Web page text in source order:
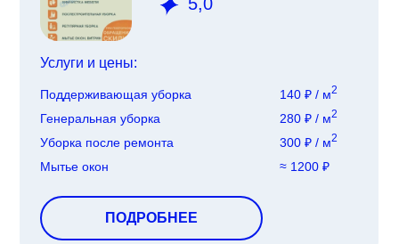
Поддерживающая уборка
Генеральная уборка
Уборка после ремонта
Мытье окон
140 ₽ / м2
280 ₽ / м2
300 ₽ / м2
≈ 1200 ₽
Услуги и цены:
5,0
ПОДРОБНЕЕ